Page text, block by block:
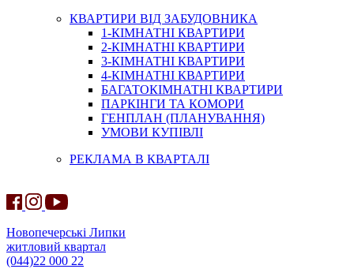
КВАРТИРИ ВІД ЗАБУДОВНИКА
1-КІМНАТНІ КВАРТИРИ
2-КІМНАТНІ КВАРТИРИ
3-КІМНАТНІ КВАРТИРИ
4-КІМНАТНІ КВАРТИРИ
БАГАТОКІМНАТНІ КВАРТИРИ
ПАРКІНГИ ТА КОМОРИ
ГЕНПЛАН (ПЛАНУВАННЯ)
УМОВИ КУПІВЛІ
РЕКЛАМА В КВАРТАЛІ
Новопечерські Липки
житловий квартал
(044)22 000 22